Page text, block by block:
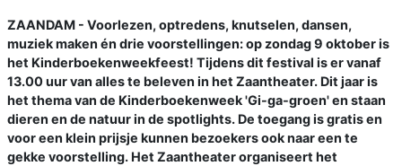
ZAANDAM - Voorlezen, optredens, knutselen, dansen,
muziek maken én drie voorstellingen: op zondag 9 oktober is
het Kinderboekenweekfeest! Tijdens dit festival is er vanaf
13.00 uur van alles te beleven in het Zaantheater. Dit jaar is
het thema van de Kinderboekenweek 'Gi-ga-groen' en staan
dieren en de natuur in de spotlights. De toegang is gratis en
voor een klein prijsje kunnen bezoekers ook naar een te
gekke voorstelling. Het Zaantheater organiseert het